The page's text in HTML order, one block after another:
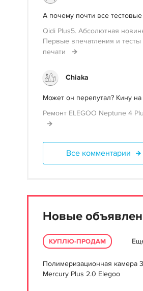
А почему почти все
Qidi Plus5. Абсолютная
Первые впечатления и тесты
печати
Chiaka
Может он перепутал? Кину на
Ремонт ELEGOO Neptune 4
Все комментарии
Новые
КУПЛЮ-ПРОДАМ
Полимеризационная камера
Mercury Plus 2.0 Elegoo